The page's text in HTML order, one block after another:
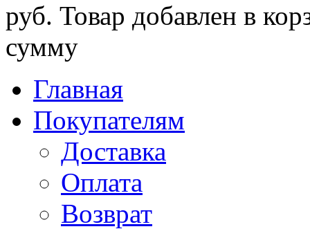
руб. Товар добавлен в
сумму
Главная
Покупателям
Доставка
Оплата
Возврат